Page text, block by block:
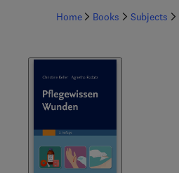
Home Books Subjects